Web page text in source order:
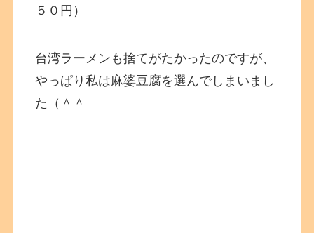
５０円）
台湾ラーメンも捨てがたかったのですが、
やっぱり私は麻婆豆腐を選んでしまいまし
た（＾＾